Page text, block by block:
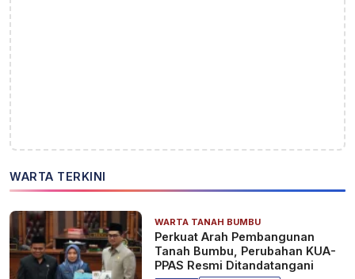
WARTA TERKINI
WARTA TANAH BUMBU
Perkuat Arah Pembangunan
Tanah Bumbu, Perubahan KUA-
PPAS Resmi Ditandatangani